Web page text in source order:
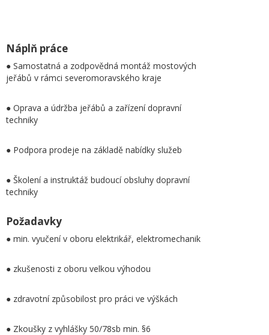
Náplň práce
● Samostatná a zodpovědná montáž mostových
jeřábů v rámci severomoravského kraje
● Oprava a údržba jeřábů a zařízení dopravní
techniky
● Podpora prodeje na základě nabídky služeb
● Školení a instruktáž budoucí obsluhy dopravní
techniky
Požadavky
● min. vyučení v oboru elektrikář, elektromechanik
● zkušenosti z oboru velkou výhodou
● zdravotní způsobilost pro práci ve výškách
● Zkoušky z vyhlášky 50/78sb min. §6